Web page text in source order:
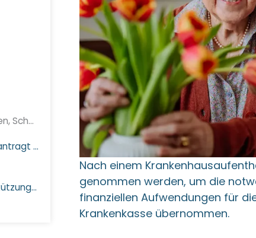
Nach einem
genommen werden, um die
finanziellen Aufwendungen für
Krankenkasse übernommen.
Kostenlose Haushaltshilfe für Senioren, Schwangere und Pflegebedürftige
Wie kann die Unterstützungspflege beantragt werden?
Welche Leistungen gehören zur Unterstützungspflege?